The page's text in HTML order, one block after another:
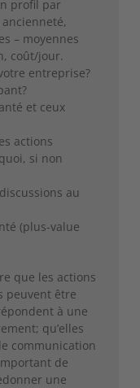
profil par
– moyennes
coût/jour.
entreprise?
et ceux
actions
si non
au
(plus-value
que les actions
peuvent être
à une
qu’elles
communication
de
une